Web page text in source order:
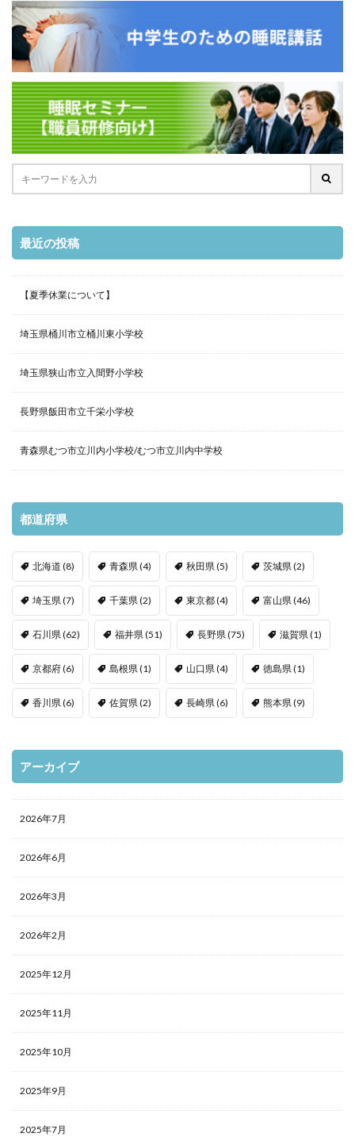
最近の投稿
【夏季休業について】
埼玉県桶川市立桶川東小学校
埼玉県狭山市立入間野小学校
長野県飯田市立千栄小学校
青森県むつ市立川内小学校/むつ市立川内中学校
都道府県
北海道 (8) 青森県(4) 秋田県(5) 茨城県(2)
埼玉県(7) 千葉県(2) 東京都(4) 富山県(46)
石川県(62) 福井県(51) 長野県(75) 滋賀県(1)
京都府(6) 島根県(1) 山口県(4) 徳島県(1)
香川県(6) 佐賀県(2) 長崎県(6) 熊本県(9)
アーカイブ
2026年7月
2026年6月
2026年3月
2026年2月
2025年12月
2025年11月
2025年10月
2025年9月
2025年7月